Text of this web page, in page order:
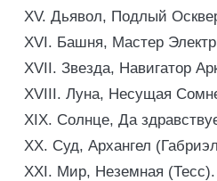
XV. Дьявол, Подлый
XVI. Башня, Мастер
XVII. Звезда, Навигатор
XVIII. Луна, Несущая
XIX. Солнце, Да
XX. Суд, Архангел
XXI. Мир, Неземная (Тесс).